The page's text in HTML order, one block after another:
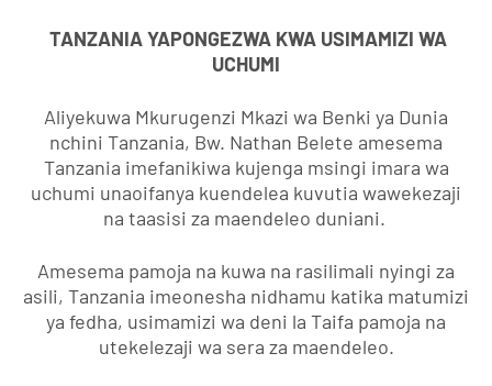
TANZANIA YAPONGEZWA KWA USIMAMIZI WA
UCHUMI
Aliyekuwa Mkurugenzi Mkazi wa Benki ya Dunia
nchini Tanzania, Bw. Nathan Belete amesema
Tanzania imefanikiwa kujenga msingi imara wa
uchumi unaoifanya kuendelea kuvutia wawekezaji
na taasisi za maendeleo duniani.
Amesema pamoja na kuwa na rasilimali nyingi za
asili, Tanzania imeonesha nidhamu katika matumizi
ya fedha, usimamizi wa deni la Taifa pamoja na
utekelezaji wa sera za maendeleo.